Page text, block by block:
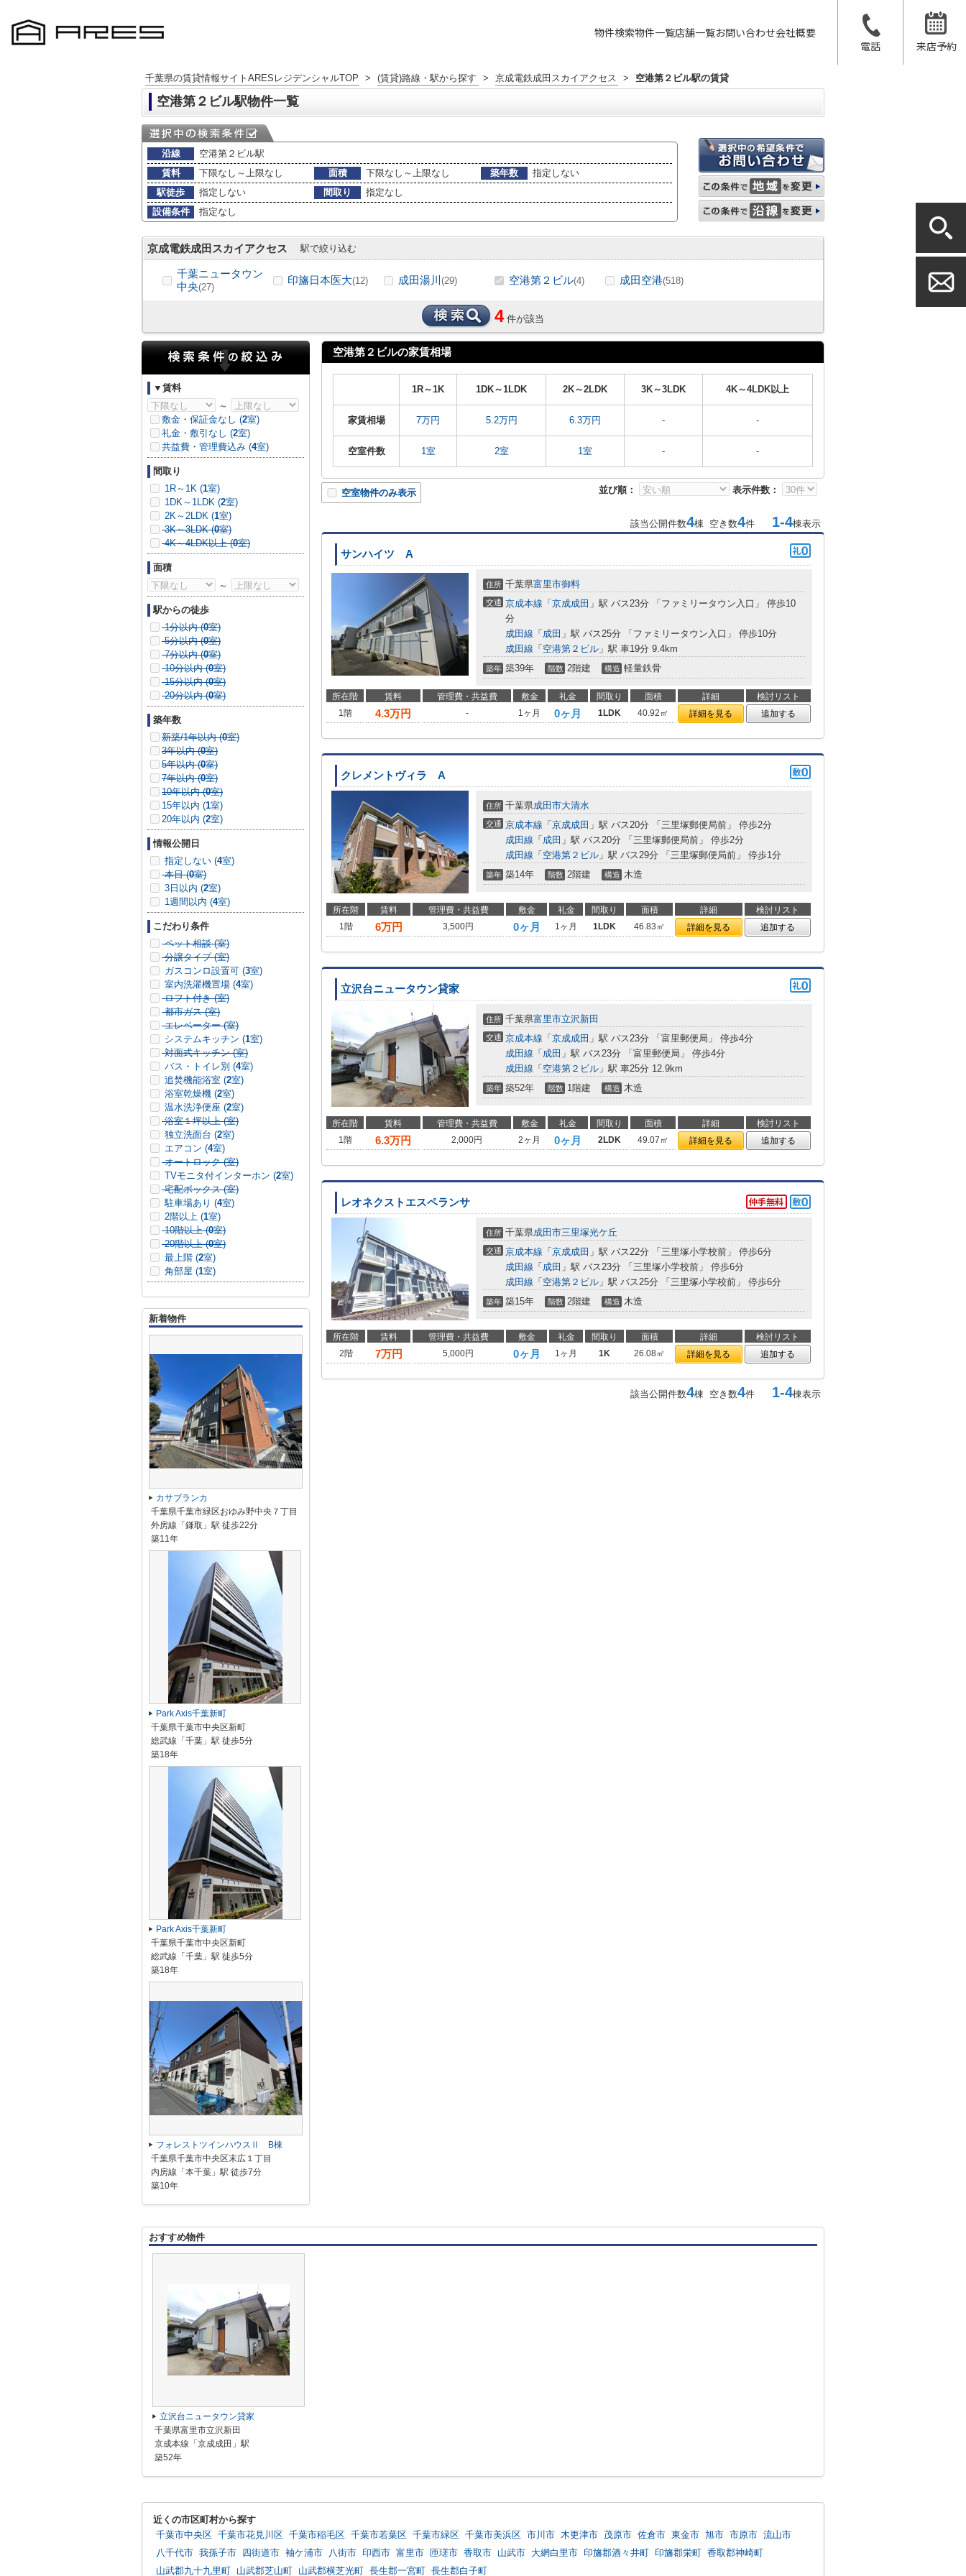
物件検索物件一覧店舗一覧お問い合わせ会社概要
電話
来店予約
千葉県の賃貸情報サイトARESレジデンシャルTOP > (賃貸)路線・駅から探す > 京成電鉄成田スカイアクセス > 空港第２ビル駅の賃貸
空港第２ビル駅物件一覧
沿線
空港第２ビル駅
賃料
下限なし～上限なし 面積 下限なし～上限なし 築年数
指定しない
駅徒歩
指定しない 間取り
指定なし
設備条件
指定なし
京成電鉄成田スカイアクセス 駅で絞り込む
千葉ニュータウン
中央(27)
印旛日本医大(12) 成田湯川 (29) 空港第２ビル(4) 成田空港(518)
4 件が該当
空港第２ビルの家賃相場
1R～1K 1DK～1LDK 2K～2LDK 3K～3LDK 4K～4LDK以上
家賃相場 7万円 5.2万円 6.3万円 - -
空室件数 1室 2室 1室 - -
並び順： 表示件数：
空室物件のみ表示
該当公開件数4棟 空き数4件 1-4棟表示
サンハイツ A
住所 千葉県富里市御料
交通 京成本線 「 京成成田 」駅 バス23分 「ファミリータウン入口」 停歩10
分
成田線 「 成田 」駅 バス25分 「ファミリータウン入口」 停歩10分
成田線 「 空港第２ビル 」駅 車19分 9.4km
築年 築39年 階数 2階建 構造 軽量鉄骨
所在階 賃料 管理費・共益費 敷金 礼金 間取り 面積 詳細
検討リスト
1階
4.3万円 - 1ヶ月 0ヶ月 1LDK 40.92㎡ 詳細を見る 追加する
クレメントヴィラ A
住所 千葉県成田市大清水
交通 京成本線 「 京成成田 」駅 バス20分 「三里塚郵便局前」 停歩2分
成田線 「 成田 」駅 バス20分 「三里塚郵便局前」 停歩2分
成田線 「 空港第２ビル 」駅 バス29分 「三里塚郵便局前」 停歩1分
築年 築14年 階数 2階建 構造 木造
所在階 賃料 管理費・共益費 敷金 礼金 間取り 面積 詳細
検討リスト
1階
6万円 3,500円 0ヶ月 1ヶ月 1LDK 46.83㎡ 詳細を見る 追加する
立沢台ニュータウン貸家
住所 千葉県富里市立沢新田
交通 京成本線 「 京成成田 」駅 バス23分 「富里郵便局」 停歩4分
成田線 「 成田 」駅 バス23分 「富里郵便局」 停歩4分
成田線 「 空港第２ビル 」駅 車25分 12.9km
築年 築52年 階数 1階建 構造 木造
所在階 賃料 管理費・共益費 敷金 礼金 間取り 面積 詳細
検討リスト
1階
6.3万円 2,000円 2ヶ月 0ヶ月 2LDK 49.07㎡ 詳細を見る 追加する
レオネクストエスペランサ
住所 千葉県成田市三里塚光ケ丘
交通 京成本線 「 京成成田 」駅 バス22分 「三里塚小学校前」 停歩6分
成田線 「 成田 」駅 バス23分 「三里塚小学校前」 停歩6分
成田線 「 空港第２ビル 」駅 バス25分 「三里塚小学校前」 停歩6分
築年 築15年 階数 2階建 構造 木造
所在階 賃料 管理費・共益費 敷金 礼金 間取り 面積 詳細
検討リスト
2階
7万円 5,000円 0ヶ月 1ヶ月 1K 26.08㎡ 詳細を見る 追加する
該当公開件数4棟 空き数4件 1-4棟表示
▼賃料
～
敷金・保証金なし (2室)
礼金・敷引なし (2室)
共益費・管理費込み (4室)
間取り
1R～1K (1室)
1DK～1LDK (2室)
2K～2LDK (1室)
3K～3LDK (0室)
4K～4LDK以上 (0室)
面積
～
駅からの徒歩
1分以内 (0室)
5分以内 (0室)
7分以内 (0室)
10分以内 (0室)
15分以内 (0室)
20分以内 (0室)
築年数
新築/1年以内 (0室)
3年以内 (0室)
5年以内 (0室)
7年以内 (0室)
10年以内 (0室)
15年以内 (1室)
20年以内 (2室)
情報公開日
指定しない (4室)
本日 (0室)
3日以内 (2室)
1週間以内 (4室)
こだわり条件
ペット相談 (室)
分譲タイプ (室)
ガスコンロ設置可 (3室)
室内洗濯機置場 (4室)
ロフト付き (室)
都市ガス (室)
エレベーター (室)
システムキッチン (1室)
対面式キッチン (室)
バス・トイレ別 (4室)
追焚機能浴室 (2室)
浴室乾燥機 (2室)
温水洗浄便座 (2室)
浴室１坪以上 (室)
独立洗面台 (2室)
エアコン (4室)
オートロック (室)
TVモニタ付インターホン (2室)
宅配ボックス (室)
駐車場あり (4室)
2階以上 (1室)
10階以上 (0室)
20階以上 (0室)
最上階 (2室)
角部屋 (1室)
新着物件
カサブランカ
千葉県千葉市緑区おゆみ野中央７丁目
外房線「鎌取」駅 徒歩22分
築11年
Park Axis千葉新町
千葉県千葉市中央区新町
総武線「千葉」駅 徒歩5分
築18年
Park Axis千葉新町
千葉県千葉市中央区新町
総武線「千葉」駅 徒歩5分
築18年
フォレストツインハウスⅡ B棟
千葉県千葉市中央区末広１丁目
内房線「本千葉」駅 徒歩7分
築10年
おすすめ物件
立沢台ニュータウン貸家
千葉県富里市立沢新田
京成本線「京成成田」駅
築52年
近くの市区町村から探す
千葉市中央区 千葉市花見川区 千葉市稲毛区 千葉市若葉区 千葉市緑区 千葉市美浜区 市川市 木更津市 茂原市 佐倉市 東金市 旭市 市原市 流山市
八千代市 我孫子市 四街道市 袖ケ浦市 八街市 印西市 富里市 匝瑳市 香取市 山武市 大網白里市 印旛郡酒々井町 印旛郡栄町
香取郡神崎町
山武郡九十九里町
山武郡芝山町 山武郡横芝光町 長生郡一宮町 長生郡白子町